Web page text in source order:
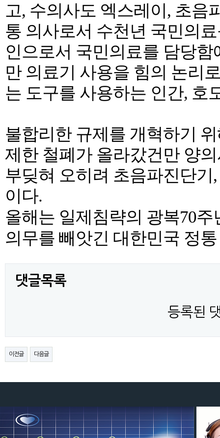
고, 수의사도 엑스레이, 초음
통 의사로서 수천년 국민의
인으로서 국민의료를 담당
만 의료기 사용을 힘의 논리
는 도구를 사용하는 인간, 호
불합리한 규제를 개혁하기
제한 철폐가 올라갔건만 양
부딪혀 오히려 초음파진단기
이다.
올해는 일제침략의 광복70
의무를 빼앗긴 대한민국 정
댓글목록
등록된
이전글 다음글